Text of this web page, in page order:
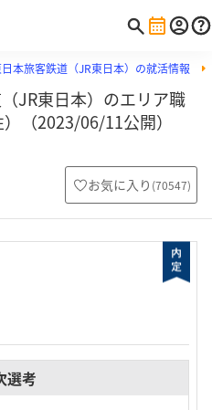
本旅客鉄道（JR東日本）の就活情報
JR東日本）のエリア職
（2023/06/11公開）
お気に入り (70547)
選考